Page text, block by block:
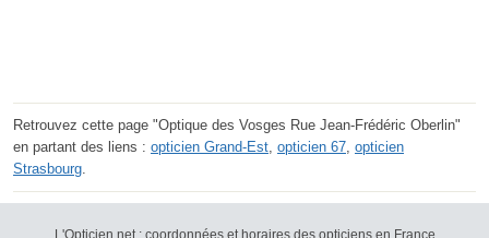
Retrouvez cette page "Optique des Vosges Rue Jean-Frédéric Oberlin"
en partant des liens : opticien Grand-Est, opticien 67, opticien
Strasbourg.